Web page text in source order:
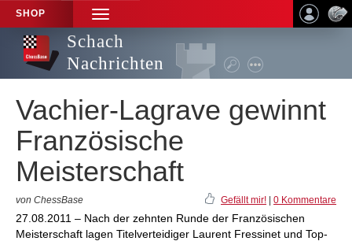
SHOP
TOGGLE
NAVIGATION
Schach
Nachrichten
Vachier-Lagrave gewinnt
Französische
Meisterschaft
von ChessBase Gefällt mir! 0 Kommentare
27.08.2011 – Nach der zehnten Runde der Französischen
Meisterschaft lagen Titelverteidiger Laurent Fressinet und Top-